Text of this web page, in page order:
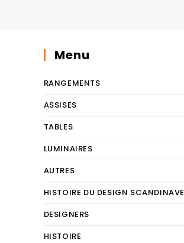
Menu
RANGEMENTS
ASSISES
TABLES
LUMINAIRES
AUTRES
HISTOIRE DU DESIGN SCANDINAVE
DESIGNERS
HISTOIRE